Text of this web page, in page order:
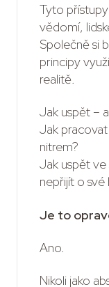
Tyto
vědomí,
Společně si
principy
realitě.
Jak uspět –
Jak
nitrem?
Jak uspět
nepřijít o
Je to
Ano.
Nikoli jako